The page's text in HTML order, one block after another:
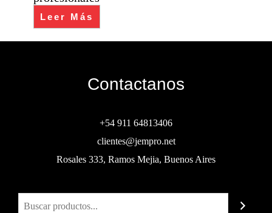
Leer Más
Contactanos
+54 911 64813406
clientes@jempro.net
Rosales 333, Ramos Mejia, Buenos Aires